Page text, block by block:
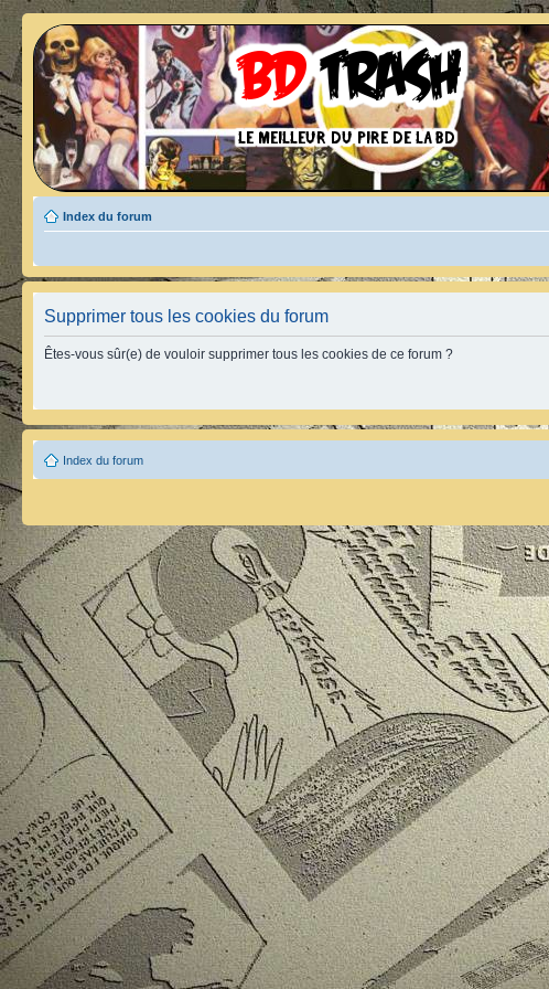
Index du forum
Supprimer tous les cookies du forum
Êtes-vous sûr(e) de vouloir supprimer tous les cookies de ce forum ?
Index du forum